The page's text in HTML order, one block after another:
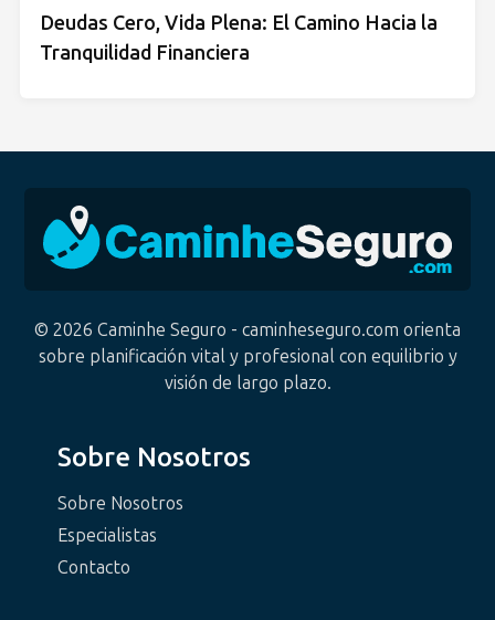
Deudas Cero, Vida Plena: El Camino Hacia la
Tranquilidad Financiera
© 2026 Caminhe Seguro - caminheseguro.com orienta
sobre planificación vital y profesional con equilibrio y
visión de largo plazo.
Sobre Nosotros
Sobre Nosotros
Especialistas
Contacto